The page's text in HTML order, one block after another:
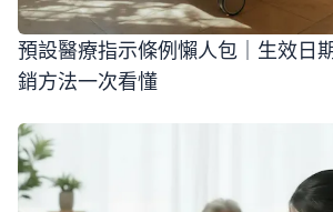
預設醫療指示條例懶人包｜生效日
銷方法一次看懂